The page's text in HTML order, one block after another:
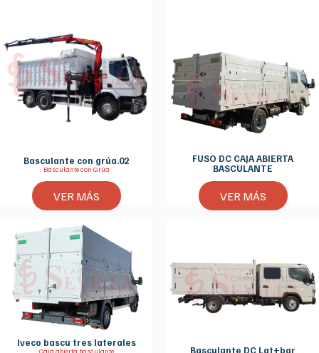
Basculante con grúa.02
Basculante con Grúa
VER MÁS
FUSO DC CAJA ABIERTA
BASCULANTE
VER MÁS
Iveco bascu tres laterales
Caja abierta basculante Basculante DC Lat+bar